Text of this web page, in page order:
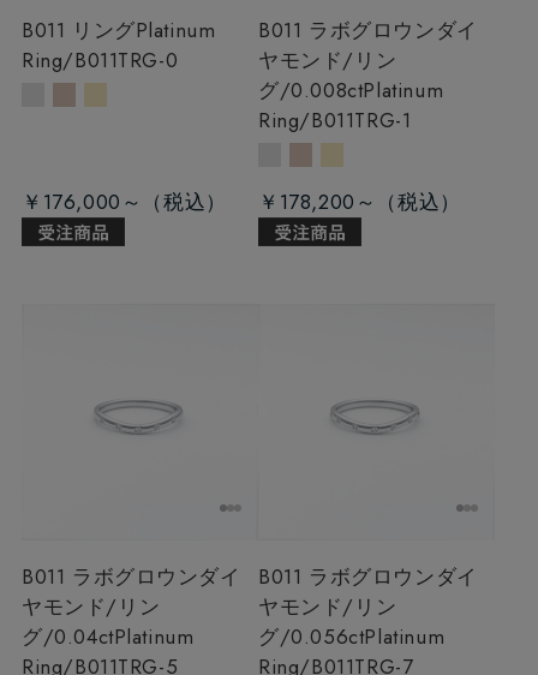
B011 リングPlatinum
Ring/B011TRG-0
￥176,000～
B011 ラボグロウンダイ
ヤモンド/リン
グ/0.008ctPlatinum
Ring/B011TRG-1
￥178,200～
B011 ラボグロウンダイ
ヤモンド/リン
グ/0.04ctPlatinum
Ring/B011TRG-5
B011 ラボグロウンダイ
ヤモンド/リン
グ/0.056ctPlatinum
Ring/B011TRG-7